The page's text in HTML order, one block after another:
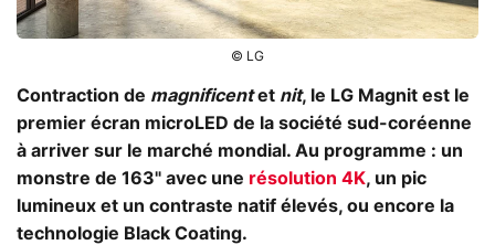
© LG
Contraction de magnificentet nit, le LG Magnit est le
premier écran microLED de la société sud-coréenne
à arriver sur le marché mondial. Au programme : un
monstre de 163" avec une résolution 4K, un pic
lumineux et un contraste natif élevés, ou encore la
technologie Black Coating.